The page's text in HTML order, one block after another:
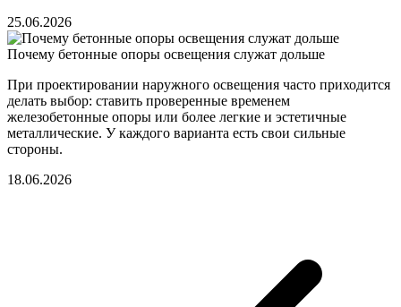
25.06.2026
Почему бетонные опоры освещения служат дольше
При проектировании наружного освещения часто приходится
делать выбор: ставить проверенные временем
железобетонные опоры или более легкие и эстетичные
металлические. У каждого варианта есть свои сильные
стороны.
18.06.2026